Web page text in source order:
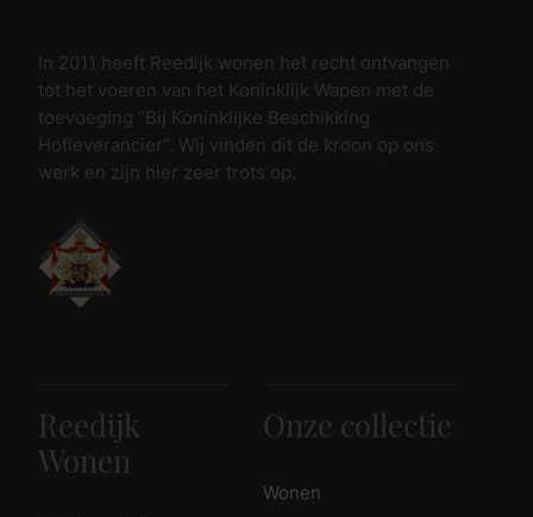
In 2011 heeft Reedijk wonen het recht ontvangen
tot het voeren van het Koninklijk Wapen met de
toevoeging “Bij Koninklijke Beschikking
Hofleverancier”. Wij vinden dit de kroon op ons
werk en zijn hier zeer trots op.
Reedijk
Wonen
Onze collectie
Wonen